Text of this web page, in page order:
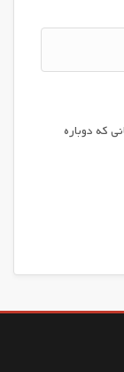
که دوباره